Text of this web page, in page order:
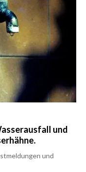
und
und